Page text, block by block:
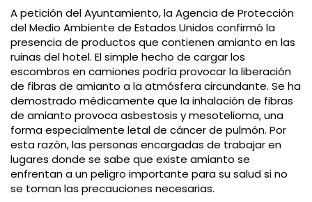
A petición del Ayuntamiento, la Agencia de Protección
del Medio Ambiente de Estados Unidos confirmó la
presencia de productos que contienen amianto en las
ruinas del hotel. El simple hecho de cargar los
escombros en camiones podría provocar la liberación
de fibras de amianto a la atmósfera circundante. Se ha
demostrado médicamente que la inhalación de fibras
de amianto provoca asbestosis y mesotelioma, una
forma especialmente letal de cáncer de pulmón. Por
esta razón, las personas encargadas de trabajar en
lugares donde se sabe que existe amianto se
enfrentan a un peligro importante para su salud si no
se toman las precauciones necesarias.